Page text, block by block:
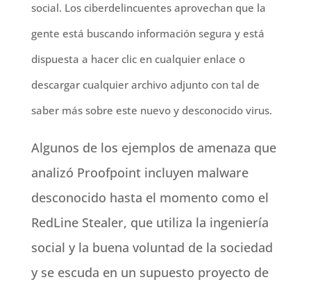
social. Los ciberdelincuentes aprovechan que la
gente está buscando información segura y está
dispuesta a hacer clic en cualquier enlace o
descargar cualquier archivo adjunto con tal de
saber más sobre este nuevo y desconocido virus.
Algunos de los ejemplos de amenaza que
analizó Proofpoint incluyen malware
desconocido hasta el momento como el
RedLine Stealer, que utiliza la ingeniería
social y la buena voluntad de la sociedad
y se escuda en un supuesto proyecto de